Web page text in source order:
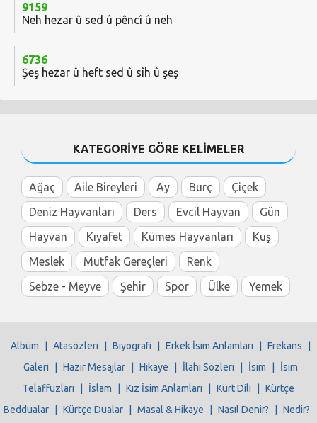
9159
Neh hezar û sed û pêncî û neh
6736
Şeş hezar û heft sed û sîh û şeş
KATEGORİYE GÖRE KELİMELER
Ağaç Aile Bireyleri Ay Burç
Çiçek
Deniz Hayvanları
Ders Evcil Hayvan
Gün
Hayvan
Kıyafet Kümes Hayvanları
Kuş
Meslek
Mutfak Gereçleri
Renk
Sebze - Meyve
Şehir Spor Ülke Yemek
Albüm Atasözleri Biyografi Erkek İsim Anlamları Frekans
Galeri
Hazır Mesajlar Hikaye İlahi Sözleri İsim
İsim
Telaffuzları
İslam Kız İsim Anlamları Kürt Dili
Kürtçe
Beddualar
Kürtçe Dualar Masal & Hikaye Nasıl Denir?
Nedir?